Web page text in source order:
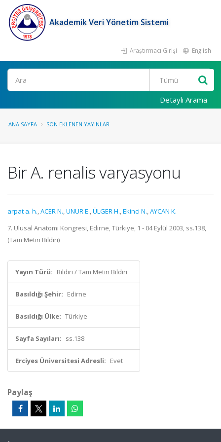
Akademik Veri Yönetim Sistemi
Araştırmacı Girişi English
Ara
Detaylı Arama
ANA SAYFA SON EKLENEN YAYINLAR
Bir A. renalis varyasyonu
arpat a. h.,ACER N.,UNUR E.,ÜLGER H.,Ekinci N.,AYCAN K.
7. Ulusal Anatomi Kongresi, Edirne, Türkiye, 1 - 04 Eylül 2003, ss.138,
(Tam Metin Bildiri)
Yayın Türü: Bildiri / Tam Metin Bildiri
Basıldığı Şehir: Edirne
Basıldığı Ülke: Türkiye
Sayfa Sayıları: ss.138
Erciyes Üniversitesi Adresli: Evet
Paylaş